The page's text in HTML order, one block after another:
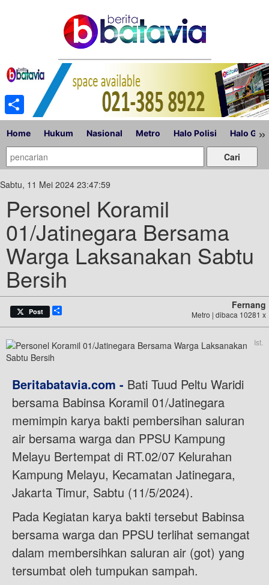
Home Hukum Nasional Metro Halo Polisi Halo »
Sabtu, 11 Mei 2024 23:47:59
Personel Koramil
01/Jatinegara Bersama
Warga Laksanakan Sabtu
Bersih
Post
Fernang
Metro | dibaca 10281 x
Ist.
Beritabatavia.com - Bati Tuud Peltu Waridi
bersama Babinsa Koramil 01/Jatinegara
memimpin karya bakti pembersihan saluran
air bersama warga dan PPSU Kampung
Melayu Bertempat di RT.02/07 Kelurahan
Kampung Melayu, Kecamatan Jatinegara,
Jakarta Timur, Sabtu (11/5/2024).
Pada Kegiatan karya bakti tersebut Babinsa
bersama warga dan PPSU terlihat semangat
dalam membersihkan saluran air (got) yang
tersumbat oleh tumpukan sampah.
Share